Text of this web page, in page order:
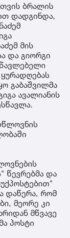
ბრალის
დადგინდა,
მის
და გიორგი
გაბაშვილმა
ავალიანის
წევრებმა და
დაწერა, რომ
მეორე კი
მწვავე
პოსტი